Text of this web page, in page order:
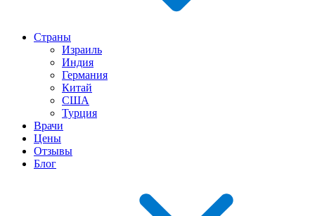
Страны
Израиль
Индия
Германия
Китай
США
Турция
Врачи
Цены
Отзывы
Блог